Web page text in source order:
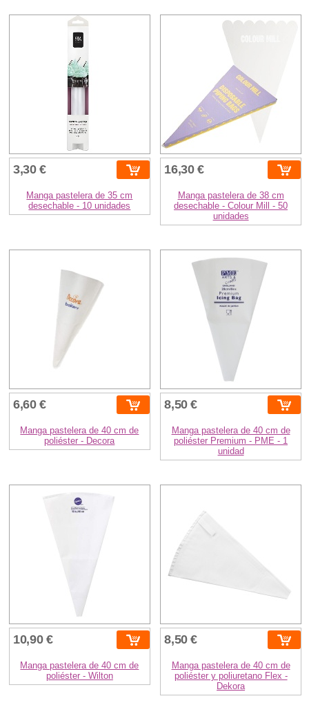
3,30 €
Manga pastelera de 35 cm
desechable - 10 unidades
16,30 €
Manga pastelera de 38 cm
desechable - Colour Mill - 50
unidades
6,60 €
Manga pastelera de 40 cm de
poliéster - Decora
8,50 €
Manga pastelera de 40 cm de
poliéster Premium - PME - 1
unidad
10,90 €
Manga pastelera de 40 cm de
poliéster - Wilton
8,50 €
Manga pastelera de 40 cm de
poliéster y poliuretano Flex -
Dekora